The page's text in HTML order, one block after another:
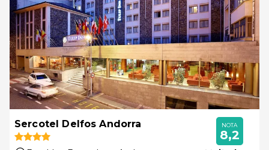
Sercotel Delfos Andorra NOTA
8,2